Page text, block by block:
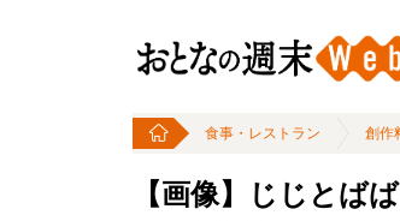
食事・レストラン 創作
【画像】じじとば